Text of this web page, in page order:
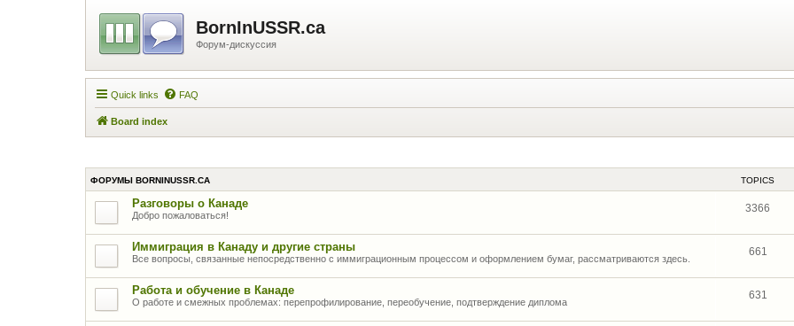
BornInUSSR.ca
Форум-дискуссия
Quick links FAQ
Board index
ФОРУМЫ BORNINUSSR.CA TOPICS
Разговоры о Канаде
Добро пожаловаться!
3366
Иммиграция в Канаду и другие страны
Все вопросы, связанные непосредственно с иммиграционным процессом и оформлением бумаг, рассматриваются здесь.
661
Работа и обучение в Канаде
О работе и смежных проблемах: перепрофилирование, переобучение, подтверждение диплома
631